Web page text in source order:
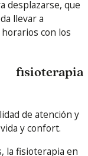
desplazarse, que
llevar a
con los
de atención y
y confort.
la fisioterapia en